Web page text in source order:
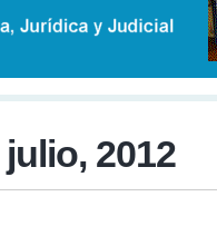
julio, 2012